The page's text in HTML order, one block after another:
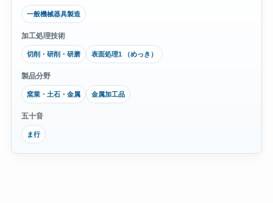
一般機械器具製造
加工処理技術
切削・研削・研磨 表面処理1 （めっき）
製品分野
窯業・土石・金属 金属加工品
五十音
ま行